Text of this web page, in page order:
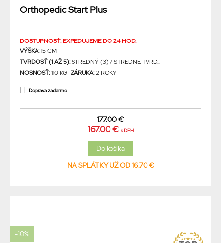
Orthopedic Start Plus
DOSTUPNOSŤ: EXPEDUJEME DO 24 HOD.
VÝŠKA:15 CM
TVRDOSŤ (1 AŽ 5):STREDNÝ (3) / STREDNE TVRD...
NOSNOSŤ:110 KG ZÁRUKA:2 ROKY
Doprava zadarmo
177.00 €
167.00 € s DPH
NA SPLÁTKY UŽ OD 16.70 €
-10%